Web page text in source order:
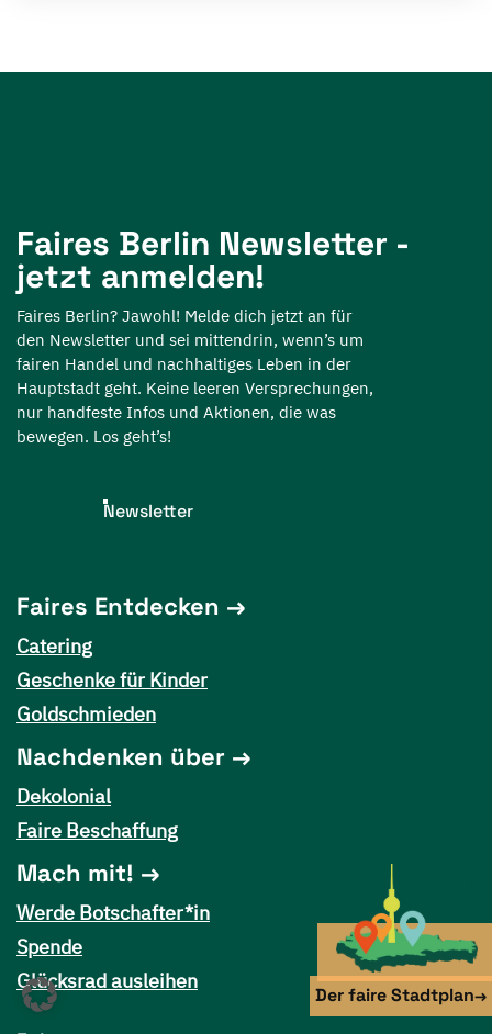
Faires Berlin Newsletter -
jetzt anmelden!
Faires Berlin? Jawohl! Melde dich jetzt an für
den Newsletter und sei mittendrin, wenn’s um
fairen Handel und nachhaltiges Leben in der
Hauptstadt geht. Keine leeren Versprechungen,
nur handfeste Infos und Aktionen, die was
bewegen. Los geht’s!
Newsletter
Faires Entdecken
Catering
Geschenke für Kinder
Goldschmieden
Nachdenken über
Dekolonial
Faire Beschaffung
Mach mit!
Werde Botschafter*in
Spende
Glücksrad ausleihen
Der faire Stadtplan→